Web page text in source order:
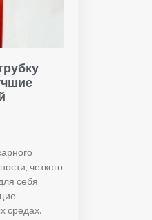
четкого
себя
средах.